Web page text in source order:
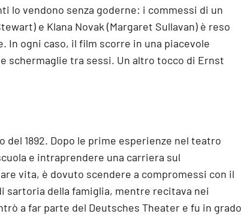
lo vendono senza goderne: i commessi di un
e Klana Novak (Margaret Sullavan) è reso
In ogni caso, il film scorre in una piacevole
schermaglie tra sessi. Un altro tocco di Ernst
1892. Dopo le prime esperienze nel teatro
e intraprendere una carriera sul
vita, è dovuto scendere a compromessi con il
della famiglia, mentre recitava nei
a far parte del Deutsches Theater e fu in grado